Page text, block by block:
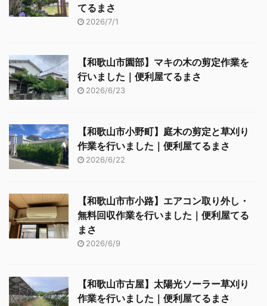
てるまさ
2026/7/1
【和歌山市園部】マキの木の剪定作業を
行いました｜便利屋てるまさ
2026/6/23
【和歌山市小野町】庭木の剪定と草刈り
作業を行いました｜便利屋てるまさ
2026/6/22
【和歌山市市小路】エアコン取り外し・
無料回収作業を行いました｜便利屋てる
まさ
2026/6/9
【和歌山市古屋】太陽光ソーラー草刈り
作業を行いました｜便利屋てるまさ